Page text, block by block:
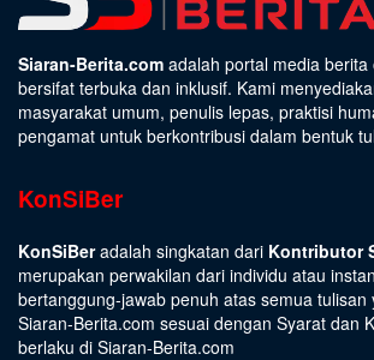
Siaran-Berita.com adalah portal media berita
bersifat terbuka dan inklusif. Kami
masyarakat umum, penulis lepas, praktisi
pengamat untuk berkontribusi dalam bentuk
KonSiBer
KonSiBeradalah singkatan dari Kontributor
merupakan perwakilan dari individu atau
bertanggung-jawab penuh atas semua tulisan
Siaran-Berita.com sesuai dengan Syarat dan
berlaku di Siaran-Berita.com